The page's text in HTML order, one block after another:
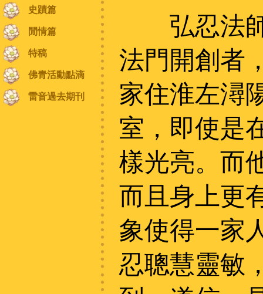
史蹟篇
閒情篇
特稿
佛青活動點滴
雷音過去期刊
弘忍法師
法門開創者
家住淮左潯
室，即使是
樣光亮。而
而且身上更
象使得一家
忍聰慧靈敏